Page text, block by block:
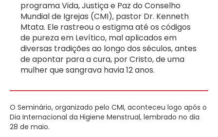
programa Vida, Justiça e Paz do Conselho
Mundial de Igrejas (CMI), pastor Dr. Kenneth
Mtata. Ele rastreou o estigma até os códigos
de pureza em Levítico, mal aplicados em
diversas tradições ao longo dos séculos, antes
de apontar para a cura, por Cristo, de uma
mulher que sangrava havia 12 anos.
O Seminário, organizado pelo CMI, aconteceu logo após o
Dia Internacional da Higiene Menstrual, lembrado no dia
28 de maio.